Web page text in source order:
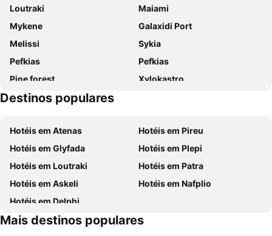
Loutraki
Maiami
Mykene
Galaxidi Port
Melissi
Sykia
Pefkias
Pefkias
Pine forest
Χylokastro
Port of Kiato
Ekkremotites in Municipal Gallery of Korinth
Cocoon
Cave of Kefalari
Limani Itea
Kalavryta Ski Center
Tetramythos Winery
Pefkakia
Ancient Sikyon
Destinos populares
Hotéis em Atenas
Hotéis em Pireu
Hotéis em Glyfada
Hotéis em Plepi
Hotéis em Loutraki
Hotéis em Patra
Hotéis em Askeli
Hotéis em Nafplio
Hotéis em Delphi
Mais destinos populares